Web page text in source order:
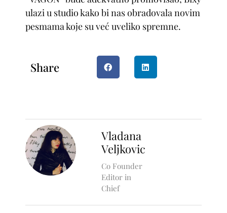
ulazi u studio kako bi nas obradovala novim
pesmama koje su već uveliko spremne.
Share
Vladana
Veljkovic
Co Founder
Editor in
Chief